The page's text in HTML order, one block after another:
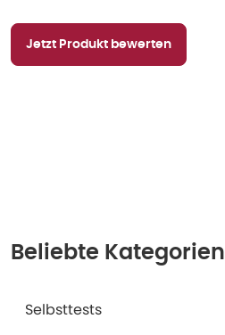
Jetzt Produkt bewerten
Beliebte Kategorien
Selbsttests